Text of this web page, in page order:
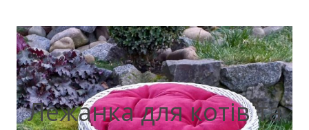
Лежанка для котів та